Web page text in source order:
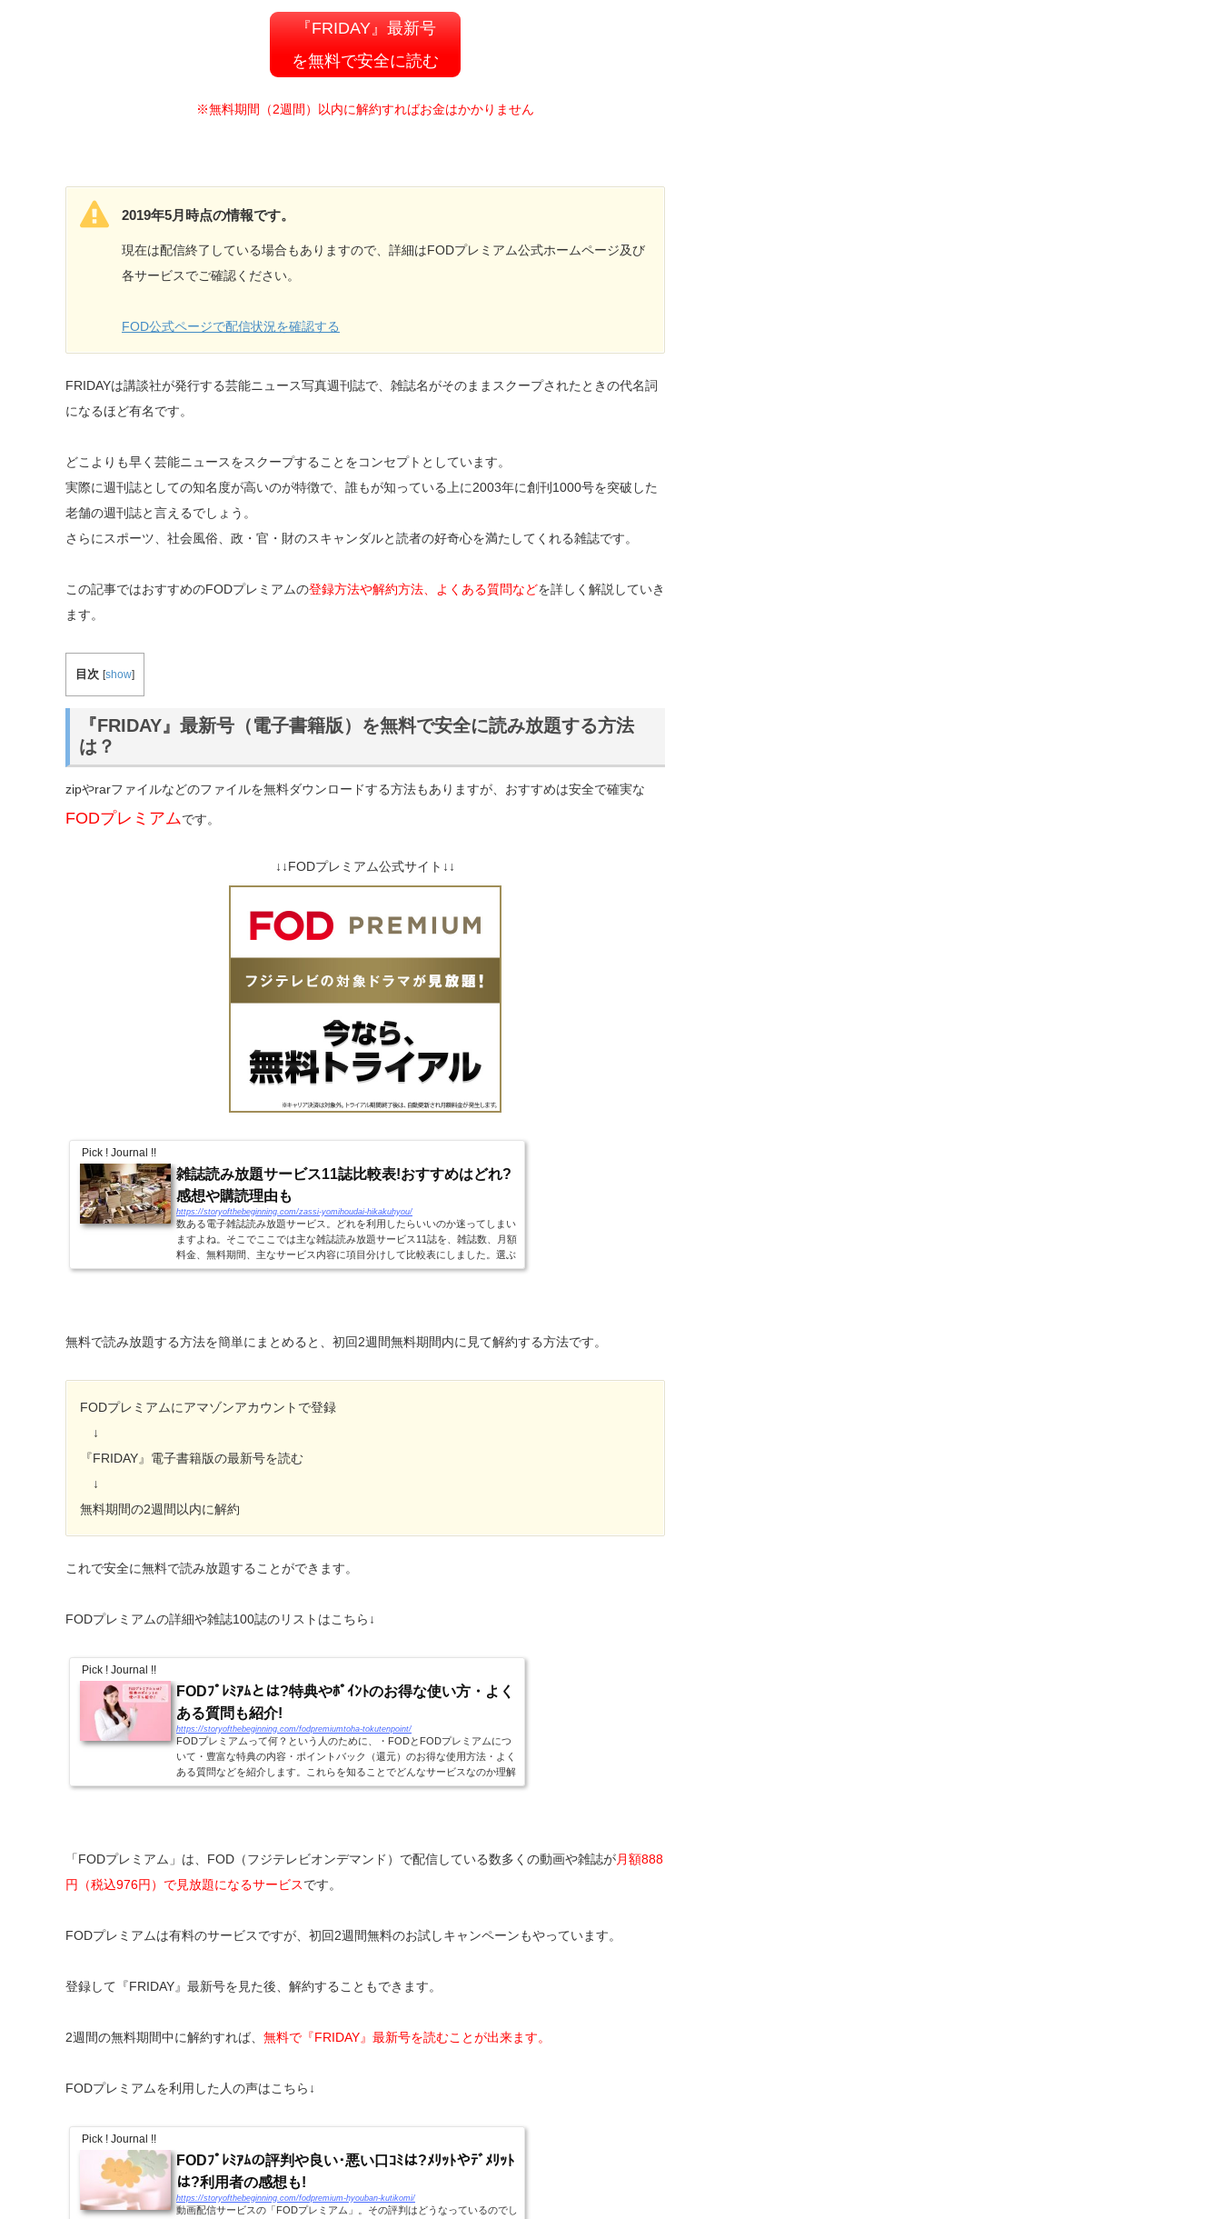
『FRIDAY』最新号
を無料で安全に読む
※無料期間（2週間）以内に解約すればお金はかかりません
2019年5月時点の情報です。
現在は配信終了している場合もありますので、詳細はFODプレミアム公式ホームページ及び
各サービスでご確認ください。
FOD公式ページで配信状況を確認する
FRIDAYは講談社が発行する芸能ニュース写真週刊誌で、雑誌名がそのままスクープされたときの代名詞
になるほど有名です。
どこよりも早く芸能ニュースをスクープすることをコンセプトとしています。
実際に週刊誌としての知名度が高いのが特徴で、誰もが知っている上に2003年に創刊1000号を突破した
老舗の週刊誌と言えるでしょう。
さらにスポーツ、社会風俗、政・官・財のスキャンダルと読者の好奇心を満たしてくれる雑誌です。
この記事ではおすすめのFODプレミアムの登録方法や解約方法、よくある質問などを詳しく解説していき
ます。
目次 [show]
『FRIDAY』最新号（電子書籍版）を無料で安全に読み放題する方法
は？
zipやrarファイルなどのファイルを無料ダウンロードする方法もありますが、おすすめは安全で確実な
FODプレミアムです。
↓↓FODプレミアム公式サイト↓↓
Pick ! Journal !!
雑誌読み放題サービス11誌比較表!おすすめはどれ?
感想や購読理由も
https://storyofthebeginning.com/zassi-yomihoudai-hikakuhyou/
数ある電子雑誌読み放題サービス。どれを利用したらいいのか迷ってしまい
ますよね。そこでここでは主な雑誌読み放題サービス11誌を、雑誌数、月額
料金、無料期間、主なサービス内容に項目分けして比較表にしました。選ぶ
際の参考にしていただけたらと思います。雑誌...
無料で読み放題する方法を簡単にまとめると、初回2週間無料期間内に見て解約する方法です。
FODプレミアムにアマゾンアカウントで登録
↓
『FRIDAY』電子書籍版の最新号を読む
↓
無料期間の2週間以内に解約
これで安全に無料で読み放題することができます。
FODプレミアムの詳細や雑誌100誌のリストはこちら↓
Pick ! Journal !!
FODﾌﾟﾚﾐｱﾑとは?特典やﾎﾟｲﾝﾄのお得な使い方・よく
ある質問も紹介!
https://storyofthebeginning.com/fodpremiumtoha-tokutenpoint/
FODプレミアムって何？という人のために、・FODとFODプレミアムにつ
いて・豊富な特典の内容・ポイントバック（還元）のお得な使用方法・よく
ある質問などを紹介します。これらを知ることでどんなサービスなのか理解
を深めていきましょう！FODとFODプレミアムFODプレ...
「FODプレミアム」は、FOD（フジテレビオンデマンド）で配信している数多くの動画や雑誌が月額888
円（税込976円）で見放題になるサービスです。
FODプレミアムは有料のサービスですが、初回2週間無料のお試しキャンペーンもやっています。
登録して『FRIDAY』最新号を見た後、解約することもできます。
2週間の無料期間中に解約すれば、 無料で『FRIDAY』最新号を読むことが出来ます。
FODプレミアムを利用した人の声はこちら↓
Pick ! Journal !!
FODﾌﾟﾚﾐｱﾑの評判や良い･悪い口ｺﾐは?ﾒﾘｯﾄやﾃﾞﾒﾘｯﾄ
は?利用者の感想も!
https://storyofthebeginning.com/fodpremium-hyouban-kutikomi/
動画配信サービスの「FODプレミアム」。その評判はどうなっているのでし